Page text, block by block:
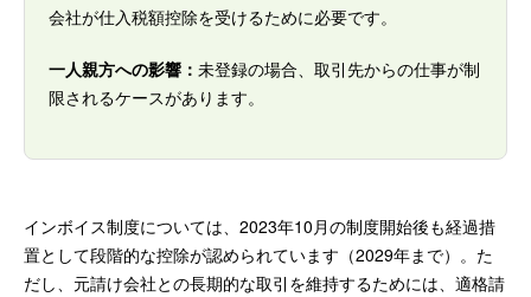
会社が仕入税額控除を受けるために必要です。
一人親方への影響： 未登録の場合、取引先からの仕事が制
限されるケースがあります。
インボイス制度については、2023年10月の制度開始後も経過措
置として段階的な控除が認められています（2029年まで）。た
だし、元請け会社との長期的な取引を維持するためには、適格請